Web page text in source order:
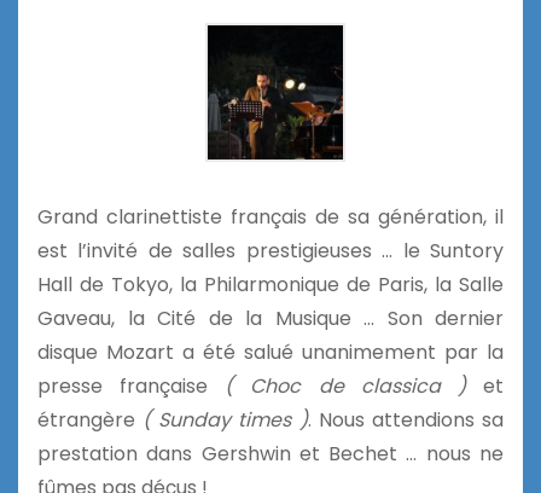
Grand clarinettiste français de sa génération, il
est l’invité de salles prestigieuses … le Suntory
Hall de Tokyo, la Philarmonique de Paris, la Salle
Gaveau, la Cité de la Musique … Son dernier
disque Mozart a été salué unanimement par la
presse française ( Choc de classica )et
étrangère ( Sunday times ). Nous attendions sa
prestation dans Gershwin et Bechet … nous ne